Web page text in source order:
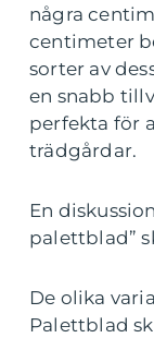
några
centimeter
sorter av
en snabb
perfekta för
trädgårdar.
En
palettblad”
De olika
Palettblad